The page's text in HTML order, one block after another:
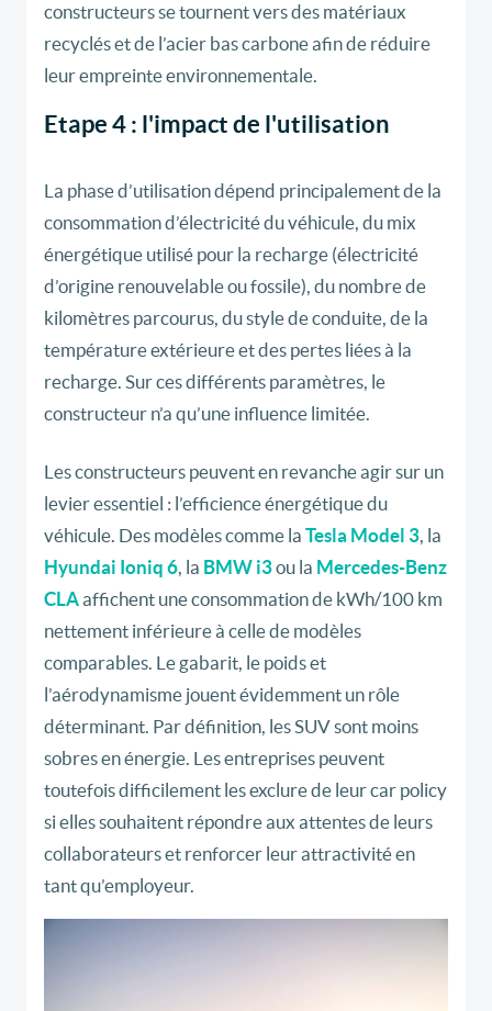
constructeurs se tournent vers des matériaux
recyclés et de l’acier bas carbone afin de réduire
leur empreinte environnementale.
Etape 4 : l'impact de l'utilisation
La phase d’utilisation dépend principalement de la
consommation d’électricité du véhicule, du mix
énergétique utilisé pour la recharge (électricité
d’origine renouvelable ou fossile), du nombre de
kilomètres parcourus, du style de conduite, de la
température extérieure et des pertes liées à la
recharge. Sur ces différents paramètres, le
constructeur n’a qu’une influence limitée.
Les constructeurs peuvent en revanche agir sur un
levier essentiel : l’efficience énergétique du
véhicule. Des modèles comme la Tesla Model 3, la
Hyundai Ioniq 6, la BMW i3ou la Mercedes-Benz
CLAaffichent une consommation de kWh/100 km
nettement inférieure à celle de modèles
comparables. Le gabarit, le poids et
l’aérodynamisme jouent évidemment un rôle
déterminant. Par définition, les SUV sont moins
sobres en énergie. Les entreprises peuvent
toutefois difficilement les exclure de leur car policy
si elles souhaitent répondre aux attentes de leurs
collaborateurs et renforcer leur attractivité en
tant qu’employeur.